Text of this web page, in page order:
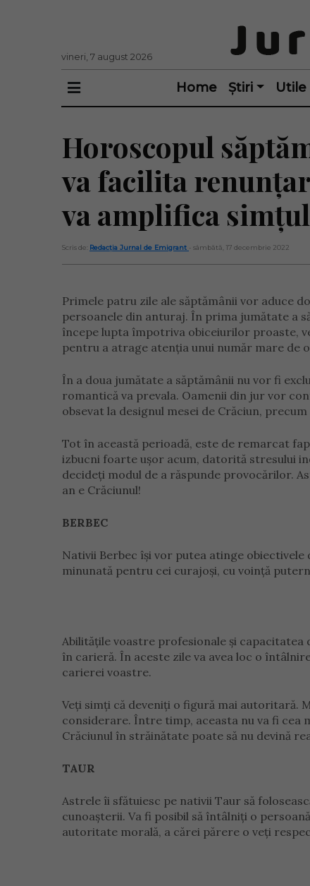
vineri, 7 august 2026
Home Știri Utile
Horoscopul
va facilita
va amplifica
Scris de: Redacția Jurnal de Emigrant - sâmbătă, 17 decembrie 2022
Primele patru zile ale săptămânii vor aduce
persoanele din anturaj. În prima jumătate a
începe lupta împotriva obiceiurilor proaste,
pentru a atrage atenția unui număr mare de
În a doua jumătate a săptămânii nu vor fi
romantică va prevala. Oamenii din jur vor
obsevat la designul mesei de Crăciun,
Tot în această perioadă, este de remarcat
izbucni foarte ușor acum, datorită stresului
decideți modul de a răspunde provocărilor.
an e Crăciunul!
BERBEC
Nativii Berbec își vor putea atinge
minunată pentru cei curajoși, cu voință
Abilitățile voastre profesionale și capacitatea
în carieră. În aceste zile va avea loc o
carierei voastre.
Veți simți că deveniți o figură mai autoritară.
considerare. Între timp, aceasta nu va fi cea
Crăciunul în străinătate poate să nu devină
TAUR
Astrele îi sfătuiesc pe nativii Taur să
cunoașterii. Va fi posibil să întâlniți o
autoritate morală, a cărei părere o veți